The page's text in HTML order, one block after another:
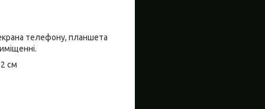
телефону, планшета
см